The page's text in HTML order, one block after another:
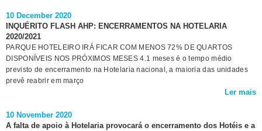
10 December 2020
INQUÉRITO FLASH AHP: ENCERRAMENTOS NA HOTELARIA
2020/2021
PARQUE HOTELEIRO IRÁ FICAR COM MENOS 72% DE QUARTOS
DISPONÍVEIS NOS PRÓXIMOS MESES 4.1 meses é o tempo médio
previsto de encerramento na Hotelaria nacional, a maioria das unidades
prevê reabrir em março
Ler mais
10 November 2020
A falta de apoio à Hotelaria provocará o encerramento dos Hotéis e a